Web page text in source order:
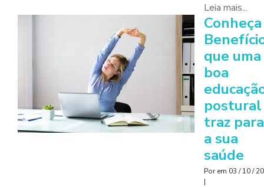
Leia mais...
que uma
boa
postural
traz para
a sua
saúde
Porem 03 / 10 /
|